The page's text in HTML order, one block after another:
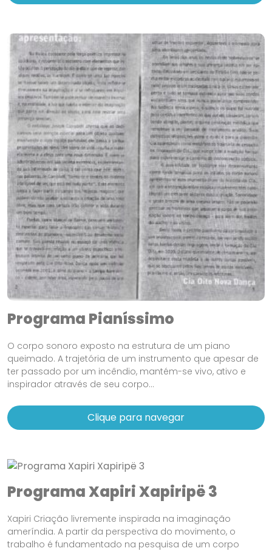
Programa Pianíssimo
O corpo sonoro exposto na estrutura de um piano
queimado. A trajetória de um instrumento que apesar de
ter passado por um incêndio, mantém-se vivo, ativo e
inspirador através de seu corpo...
Clique para navegar
Programa Xapiri Xapiripë 3
Xapiri Criação livremente inspirada na imaginação
ameríndia. A partir da perspectiva do movimento, o
trabalho é fundamentado na pesquisa de um corpo